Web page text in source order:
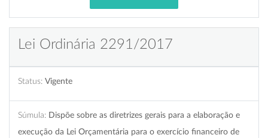
Lei Ordinária 2291/2017
Status: Vigente
Súmula: Dispõe sobre as diretrizes gerais para a elaboração e
execução da Lei Orçamentária para o exercício financeiro de